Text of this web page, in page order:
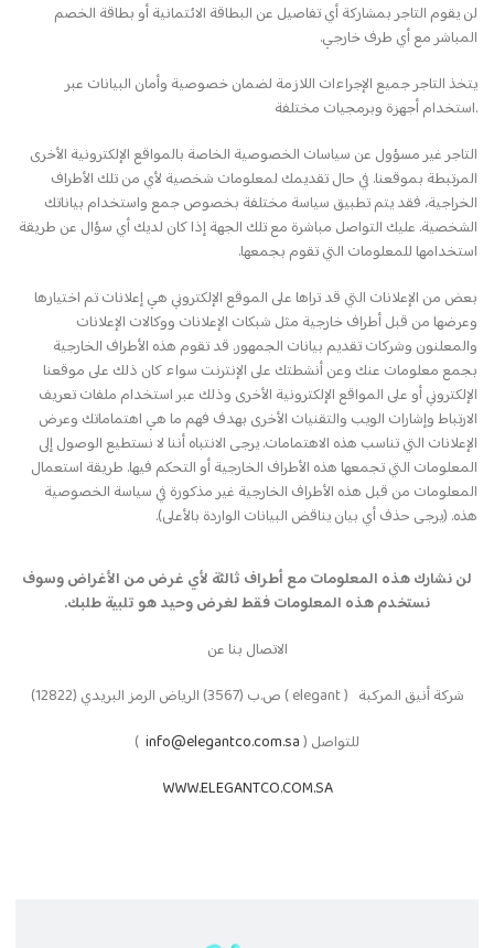
لن يقوم التاجر بمشاركة أي تفاصيل عن البطاقة الائتمانية أو بطاقة الخصم
المباشر مع أي طرف خارجي.
يتخذ التاجر جميع الإجراءات اللازمة لضمان خصوصية وأمان البيانات عبر
استخدام أجهزة وبرمجيات مختلفة.
التاجر غير مسؤول عن سياسات الخصوصية الخاصة بالمواقع الإلكترونية الأخرى
المرتبطة بموقعنا. في حال تقديمك لمعلومات شخصية لأي من تلك الأطراف
الخراجية، فقد يتم تطبيق سياسة مختلفة بخصوص جمع واستخدام بياناتك
الشخصية. عليك التواصل مباشرة مع تلك الجهة إذا كان لديك أي سؤال عن طريقة
استخدامها للمعلومات التي تقوم بجمعها.
بعض من الإعلانات التي قد تراها على الموقع الإلكتروني هي إعلانات تم اختيارها
وعرضها من قبل أطراف خارجية مثل شبكات الإعلانات ووكالات الإعلانات
والمعلنون وشركات تقديم بيانات الجمهور. قد تقوم هذه الأطراف الخارجية
بجمع معلومات عنك وعن أنشطتك على الإنترنت سواء كان ذلك على موقعنا
الإلكتروني أو على المواقع الإلكترونية الأخرى وذلك عبر استخدام ملفات تعريف
الارتباط وإشارات الويب والتقنيات الأخرى بهدف فهم ما هي اهتماماتك وعرض
الإعلانات التي تناسب هذه الاهتمامات. يرجى الانتباه أننا لا نستطيع الوصول إلى
المعلومات التي تجمعها هذه الأطراف الخارجية أو التحكم فيها. طريقة استعمال
المعلومات من قبل هذه الأطراف الخارجية غير مذكورة في سياسة الخصوصية
هذه. (يرجى حذف أي بيان يناقض البيانات الواردة بالأعلى).
لن نشارك هذه المعلومات مع أطراف ثالثة لأي غرض من الأغراض وسوف
نستخدم هذه المعلومات فقط لغرض وحيد هو تلبية طلبك.
الاتصال بنا عن
شركة أنيق المركبة ( elegant ) ص.ب (3567) الرياض الرمز البريدي (12822)
للتواصل (info@elegantco.com.sa
)
WWW.ELEGANTCO.COM.SA